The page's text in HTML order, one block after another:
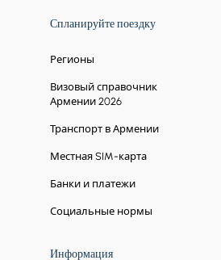
Спланируйте поездку
Регионы
Визовый справочник
Армении 2026
Транспорт в Армении
Местная SIM-карта
Банки и платежи
Социальные нормы
Информация